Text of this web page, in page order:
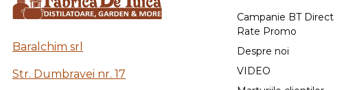
Baralchim srl
Str. Dumbravei nr. 17
Campanie BT Direct
Rate Promo
Despre noi
VIDEO